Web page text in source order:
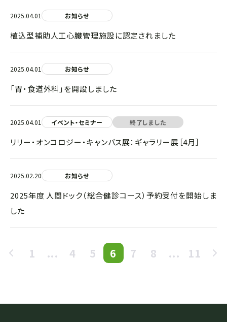
2025.04.01 お知らせ
植込型補助人工心臓管理施設に認定されました
2025.04.01 お知らせ
「胃・食道外科」を開設しました
2025.04.01 イベント・セミナー 終了しました
リリー・オンコロジー・キャンバス展：ギャラリー展［4月］
2025.02.20 お知らせ
2025年度 人間ドック（総合健診コース）予約受付を開始しま
した
1 ... 4 5 6 7 8 ... 11